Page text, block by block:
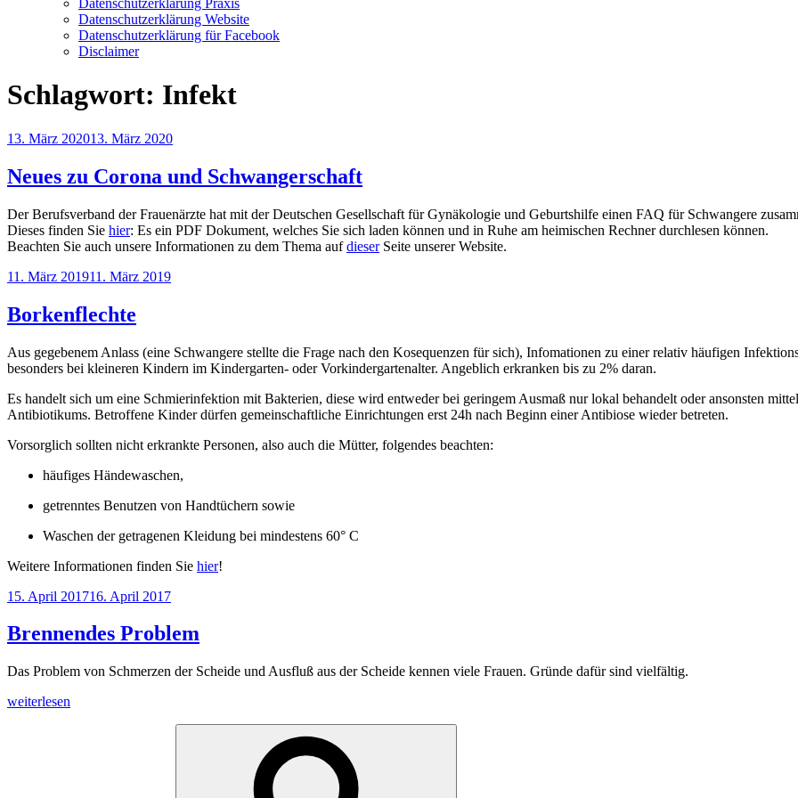
Datenschutzerklärung Praxis
Datenschutzerklärung Website
Datenschutzerklärung für Facebook
Disclaimer
Schlagwort: Infekt
Veröffentlicht
13. März 202013. März 2020
Neues zu Corona und Schwangerschaft
Der Berufsverband der Frauenärzte hat mit der Deutschen Gesellschaft für Gynäkologie und Geburtshilfe einen FAQ für Schwangere
Dieses finden Sie hier: Es ein PDF Dokument, welches Sie sich laden können und in Ruhe am heimischen Rechner durchlesen können.
Beachten Sie auch unsere Informationen zu dem Thema aufdieserSeite unserer Website.
Veröffentlicht
11. März 201911. März 2019
Borkenflechte
Aus gegebenem Anlass (eine Schwangere stellte die Frage nach den Kosequenzen für sich), Infomationen zu einer relativ häufigen
besonders bei kleineren Kindern im Kindergarten- oder Vorkindergartenalter. Angeblich erkranken bis zu 2% daran.
Es handelt sich um eine Schmierinfektion mit Bakterien, diese wird entweder bei geringem Ausmaß nur lokal behandelt oder ansonsten
Antibiotikums. Betroffene Kinder dürfen gemeinschaftliche Einrichtungen erst 24h nach Beginn einer Antibiose wieder betreten.
Vorsorglich sollten nicht erkrankte Personen, also auch die Mütter, folgendes beachten:
häufiges Händewaschen,
getrenntes Benutzen von Handtüchern sowie
Waschen der getragenen Kleidung bei mindestens 60° C
Weitere Informationen finden Sie hier!
Veröffentlicht
15. April 201716. April 2017
Brennendes Problem
Das Problem von Schmerzen der Scheide und Ausfluß aus der Scheide kennen viele Frauen. Gründe dafür sind vielfältig.
„Brennendes
weiterlesen